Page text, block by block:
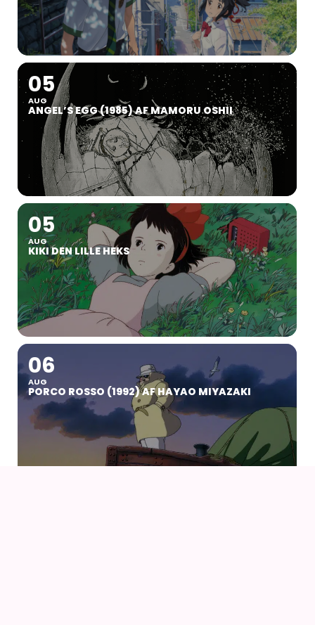
05
AUG
ANGEL’S EGG (1985) AF MAMORU OSHII
05
AUG
KIKI DEN LILLE HEKS
06
AUG
PORCO ROSSO (1992) AF HAYAO MIYAZAKI